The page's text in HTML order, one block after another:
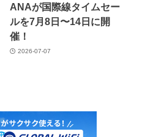
ANAが国際線タイムセー
ルを7月8日〜14日に開
催！
2026-07-07